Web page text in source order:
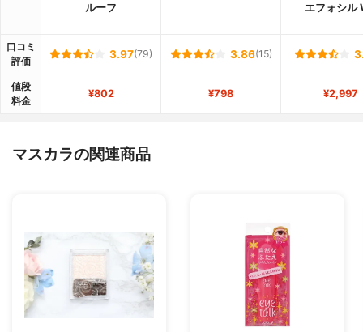
ルーフ
エフォシル
口コミ
評価
3.97(79) 3.86(15)
値段
料金
¥802 ¥798 ¥2,997
マスカラの関連商品